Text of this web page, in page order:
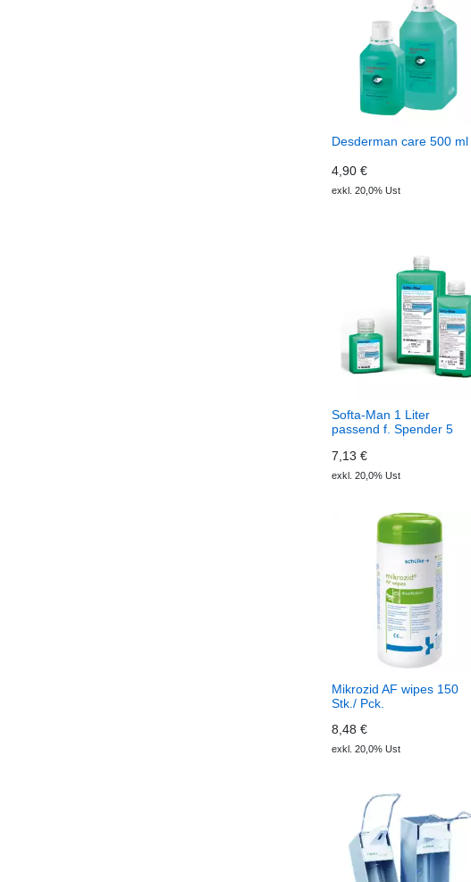
Desderman care 500 ml
4,90 €
exkl. 20,0% Ust
Softa-Man 1 Liter
passend f. Spender 5
7,13 €
exkl. 20,0% Ust
Mikrozid AF wipes 150
Stk./ Pck.
8,48 €
exkl. 20,0% Ust